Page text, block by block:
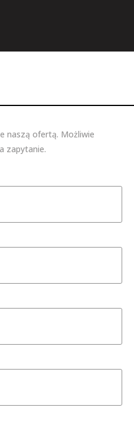
naszą ofertą. Możliwie
zapytanie.